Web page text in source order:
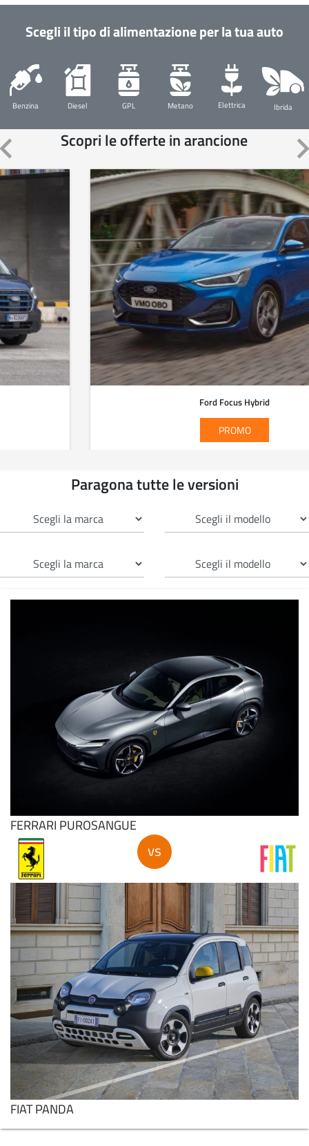
Scegli il tipo di alimentazione per la tua auto
Benzina Diesel GPL Metano Elettrica Ibrida
Scopri le offerte in arancione
FIAT 500
PROMO
FIAT PANDINA
PROMO
Paragona tutte le versioni
FERRARI PUROSANGUE
vs
FIAT PANDA